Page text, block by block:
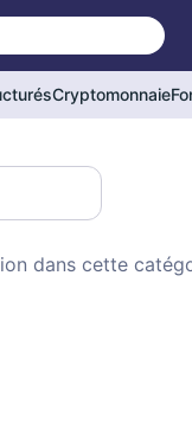
Cryptomonnaie
dans cette